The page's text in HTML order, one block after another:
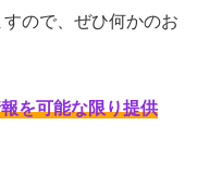
ので、ぜひ何かのお
を可能な限り提供